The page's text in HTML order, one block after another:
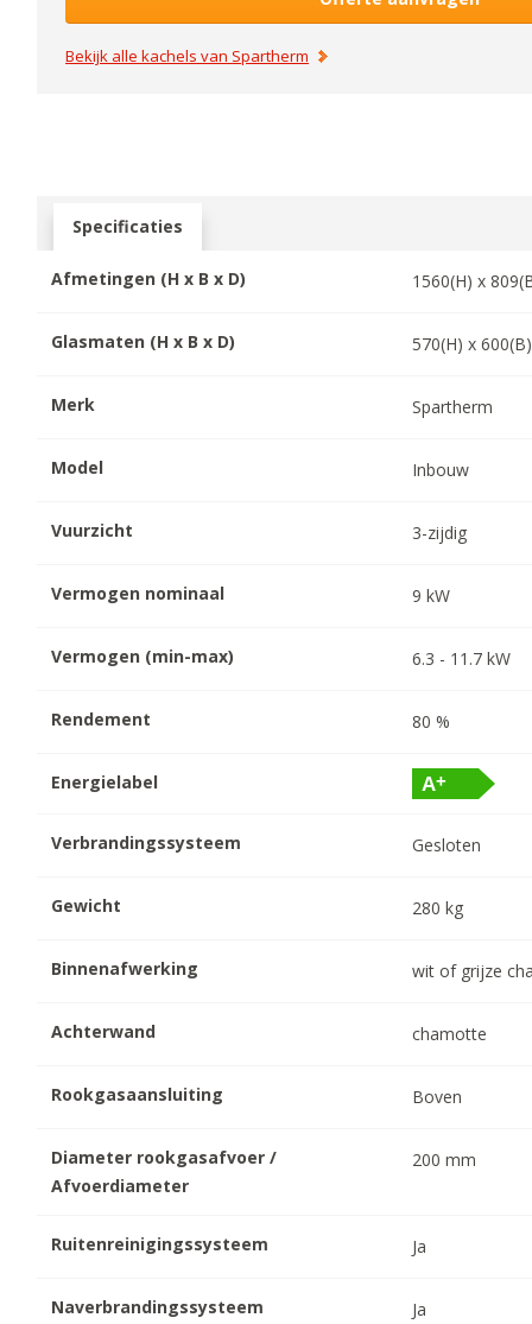
Bekijk alle kachels van Spartherm
Specificaties
Afmetingen (H x B x D) 1560(H) x809
Glasmaten (H x B x D) 570(H) x600
Merk Spartherm
Model Inbouw
Vuurzicht 3-zijdig
Vermogen nominaal 9 kW
Vermogen (min-max) 6.3 - 11.7 kW
Rendement 80 %
Energielabel
Verbrandingssysteem Gesloten
Gewicht 280 kg
Binnenafwerking wit of grijze
Achterwand chamotte
Rookgasaansluiting Boven
Diameter rookgasafvoer /
Afvoerdiameter
200 mm
Ruitenreinigingssysteem Ja
Naverbrandingssysteem Ja